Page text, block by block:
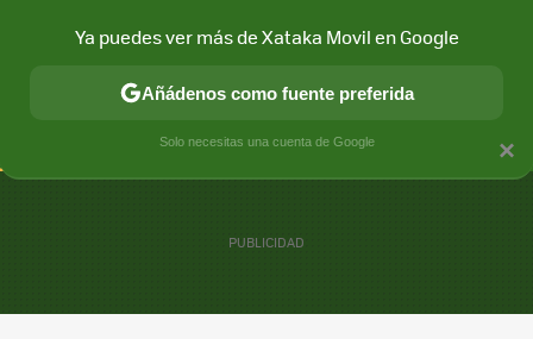
CONECTIVIDAD MÓVIL Y SOCIEDAD APLICACIONES
×
Ya puedes ver más de Xataka Movil en Google
Añádenos como fuente preferida
Solo necesitas una cuenta de Google